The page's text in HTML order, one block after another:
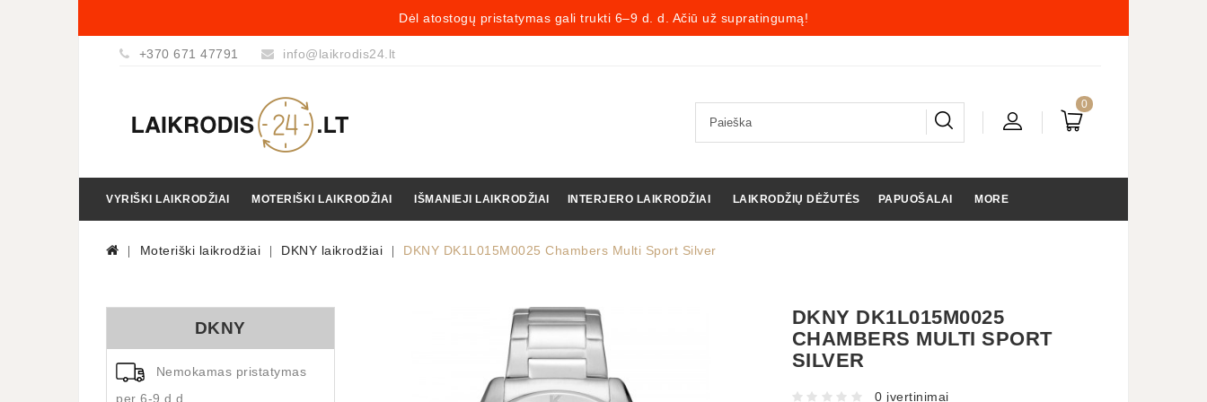
Dėl atostogų pristatymas gali trukti 6–9 d. d. Ačiū už supratingumą!
+370 671 47791 info@laikrodis24.lt
0
VYRIŠKI LAIKRODŽIAI MOTERIŠKI LAIKRODŽIAI IŠMANIEJI LAIKRODŽIAI INTERJERO LAIKRODŽIAI LAIKRODŽIŲ DĖŽUTĖS PAPUOŠALAI MORE
Moteriški laikrodžiai DKNY laikrodžiai DKNY DK1L015M0025 Chambers Multi Sport Silver
DKNY
Nemokamas pristatymas
per 6-9 d.d.
DKNY DK1L015M0025
CHAMBERS MULTI SPORT
SILVER
0 įvertinimai